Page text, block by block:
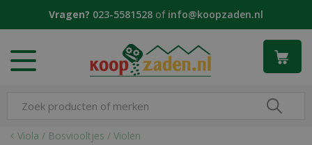
Viola / Bosviooltjes / Violen
Vragen? 023-5581528 of info@koopzaden.nl